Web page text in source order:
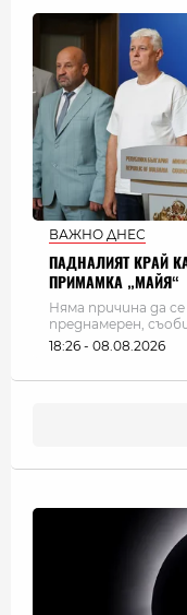
ВАЖНО ДНЕС
ПАДНАЛИЯТ КРАЙ
ПРИМАМКА „МАЙЯ“
Няма причина да
преднамерен,
18:26 - 08.08.2026